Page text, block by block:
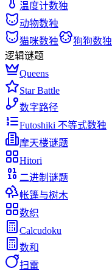
温度计数独
动物数独
猫咪数独
狗狗数独
逻辑谜题
Queens
Star Battle
数字路径
Futoshiki 不等式数独
摩天楼谜题
Hitori
二进制谜题
帐篷与树木
数织
Calcudoku
数和
扫雷